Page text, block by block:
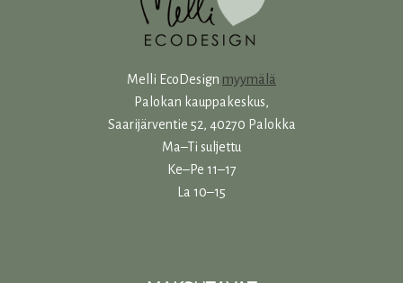
Melli EcoDesign myymälä
Palokan kauppakeskus,
Saarijärventie 52, 40270 Palokka
Ma–Ti suljettu
Ke–Pe 11–17
La 10–15